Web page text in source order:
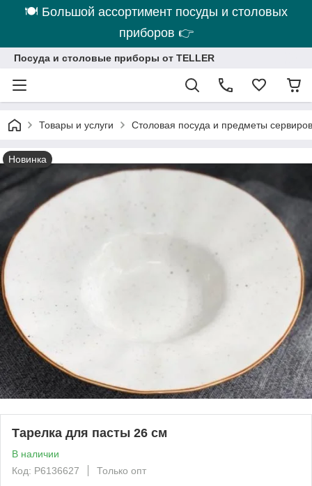
🍽 Большой ассортимент посуды и столовых
приборов 👉
Посуда и столовые приборы от TELLER
Товары и услуги Столовая посуда и предметы
Новинка
Тарелка для пасты 26 см
В наличии
Код: P6136627
Только опт